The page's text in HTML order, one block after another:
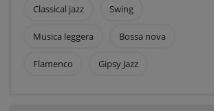
Classical jazz Swing
Musica leggera Bossa nova
Flamenco Gipsy Jazz